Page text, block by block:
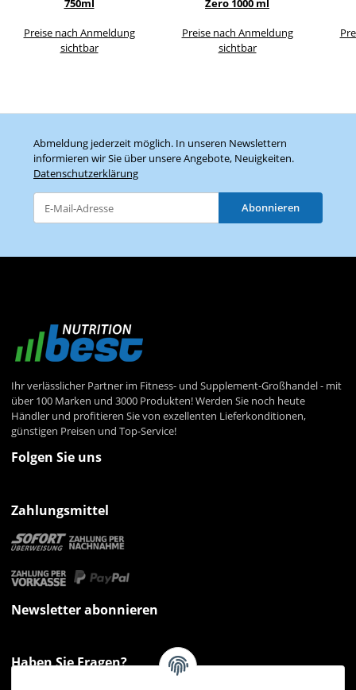
750ml
Preise nach Anmeldung
sichtbar
Zero 1000 ml
Preise nach Anmeldung
sichtbar
Abmeldung jederzeit möglich. In unseren Newslettern
informieren wir Sie über unsere Angebote, Neuigkeiten.
Datenschutzerklärung
Abonnieren
Ihr verlässlicher Partner im Fitness- und Supplement-Großhandel - mit
über 100 Marken und 3000 Produkten! Werden Sie noch heute
Händler und profitieren Sie von exzellenten Lieferkonditionen,
günstigen Preisen und Top-Service!
Folgen Sie uns
Zahlungsmittel
Newsletter abonnieren
Haben Sie Fragen?